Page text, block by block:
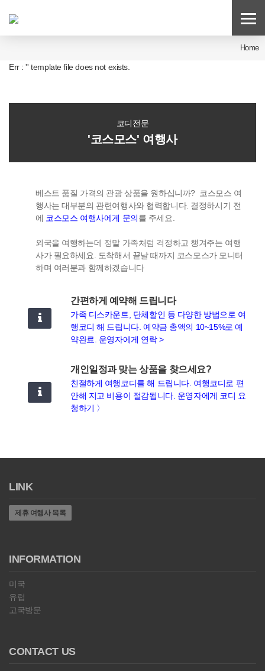
Home
Err : '' template file does not exists.
코디전문
'코스모스' 여행사
베스트 품질 가격의 관광 상품을 원하십니까? 코스모스 여
행사는 대부분의 관련여행사와 협력합니다. 결정하시기 전
에 코스모스 여행사에게 문의를 주세요.
외국을 여행하는데 정말 가족처럼 걱정하고 챙겨주는 여행
사가 필요하세요. 도착해서 끝날 때까지 코스모스가 모니터
하며 여러분과 함께하겠습니다
간편하게 예약해 드립니다
가족 디스카운트, 단체할인 등 다양한 방법으로 여
행코디 해 드립니다. 예약금 총액의 10~15%로 예
약완료. 운영자에게 연락 >
개인일정과 맞는 상품을 찾으세요?
친절하게 여행코디를 해 드립니다. 여행코디로 편
안해 지고 비용이 절감됩니다. 운영자에게 코디 요
청하기 〉
LINK
제휴 여행사 목록
INFORMATION
미국
유럽
고국방문
CONTACT US